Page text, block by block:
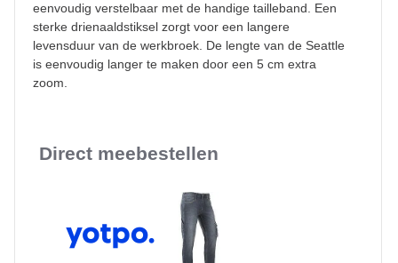
eenvoudig verstelbaar met de handige tailleband. Een
sterke drienaaldstiksel zorgt voor een langere
levensduur van de werkbroek. De lengte van de Seattle
is eenvoudig langer te maken door een 5 cm extra
zoom.
Slideshow
Direct meebestellen